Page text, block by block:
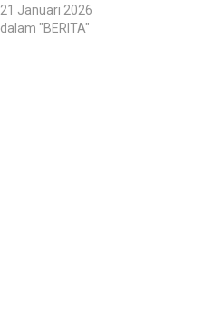
21 Januari 2026
dalam "BERITA"